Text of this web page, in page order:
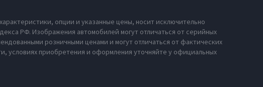
опции и указанные цены, носит исключительно
РФ. Изображения автомобилей могут отличаться от серийных
розничными ценами и могут отличаться от фактических
условиях приобретения и оформления уточняйте у официальных